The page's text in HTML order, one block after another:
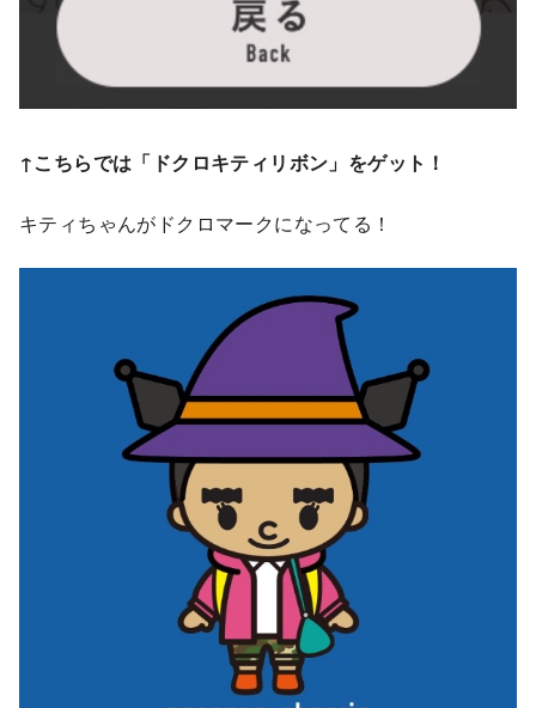
↑こちらでは「ドクロキティリボン」をゲット！
キティちゃんがドクロマークになってる！